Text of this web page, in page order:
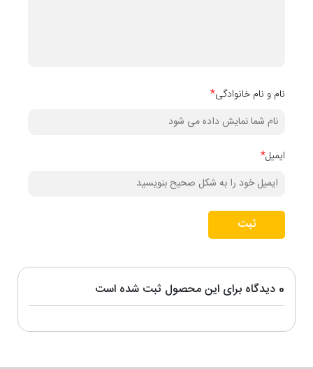
0 دیدگاه برای این محصول ثبت شده است
نام و نام خانوادگی*
ایمیل*
ثبت